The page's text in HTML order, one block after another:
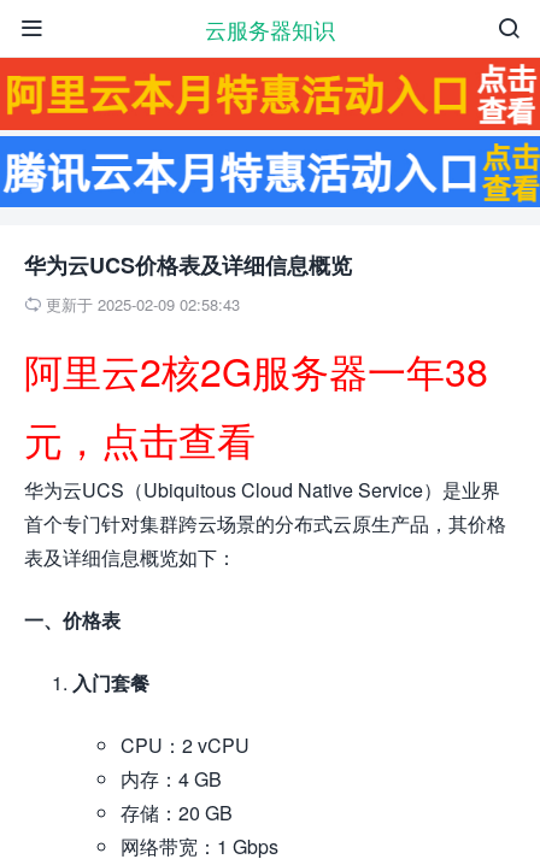
云服务器知识 

华为云UCS价格表及详细信息概览
 更新于 2025-02-09 02:58:43
阿里云2核2G服务器一年38
元，点击查看
华为云UCS（Ubiquitous Cloud Native Service）是业界
首个专门针对集群跨云场景的分布式云原生产品，其价格
表及详细信息概览如下：
一、价格表
入门套餐
CPU：2 vCPU
内存：4 GB
存储：20 GB
网络带宽：1 Gbps